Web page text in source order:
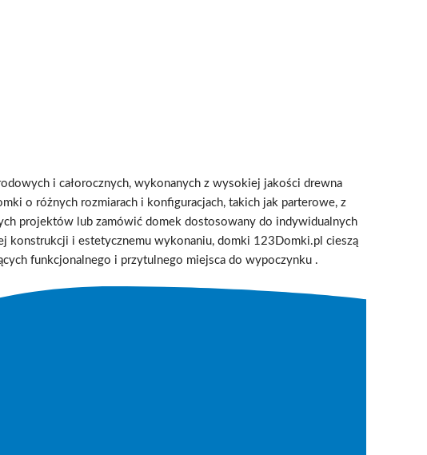
i całorocznych, wykonanych z wysokiej jakości drewna
o różnych rozmiarach i konfiguracjach, takich jak parterowe, z
projektów lub zamówić domek dostosowany do indywidualnych
konstrukcji i estetycznemu wykonaniu, domki 123Domki.pl cieszą
funkcjonalnego i przytulnego miejsca do wypoczynku.